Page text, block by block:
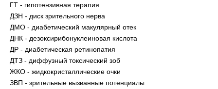
ГТ - гипотензивная терапия
ДЗН - диск зрительного нерва
ДМО - диабетический макулярный отек
ДНК - дезоксирибонуклеиновая кислота
ДР - диабетическая ретинопатия
ДТЗ - диффузный токсический зоб
ЖКО - жидкокристаллические очки
ЗВП - зрительные вызванные потенциалы